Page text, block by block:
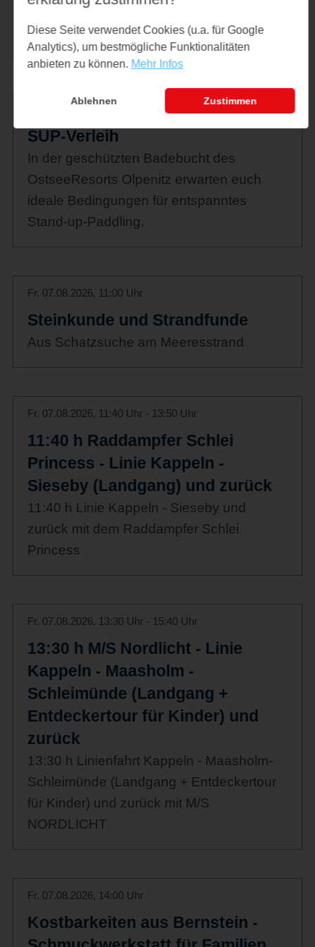
Haithabu
Fr. 07.08.2026, 11:00 Uhr - 17:30 Uhr
SUP-Verleih
In der geschützten Badebucht des
OstseeResorts Olpenitz erwarten euch
ideale Bedingungen für entspanntes
Stand-up-Paddling.
Fr. 07.08.2026, 11:00 Uhr
Steinkunde und Strandfunde
Aus Schatzsuche am Meeresstrand
Fr. 07.08.2026, 11:40 Uhr - 13:50 Uhr
11:40 h Raddampfer Schlei
Princess - Linie Kappeln -
Sieseby (Landgang) und zurück
11:40 h Linie Kappeln - Sieseby und
zurück mit dem Raddampfer Schlei
Princess
Fr. 07.08.2026, 13:30 Uhr - 15:40 Uhr
13:30 h M/S Nordlicht - Linie
Kappeln - Maasholm -
Schleimünde (Landgang +
Entdeckertour für Kinder) und
zurück
13:30 h Linienfahrt Kappeln - Maasholm-
Schleimünde (Landgang + Entdeckertour
für Kinder) und zurück mit M/S
NORDLICHT
Fr. 07.08.2026, 14:00 Uhr
Kostbarkeiten aus Bernstein -
Diese Seite verwendet Cookies (u.a. für Google
Analytics), um bestmögliche Funktionalitäten
anbieten zu können. Mehr Infos
Ablehnen Zustimmen